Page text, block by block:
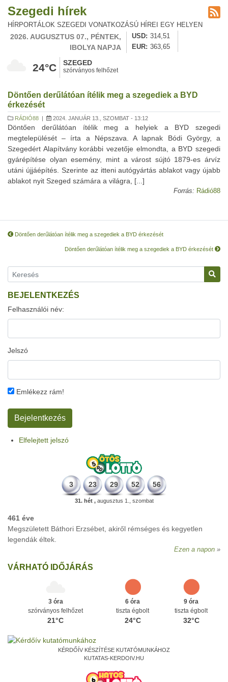
Szegedi hírek
HÍRPORTÁLOK SZEGEDI VONATKOZÁSÚ HÍREI EGY HELYEN
2026. AUGUSZTUS 07., PÉNTEK,
IBOLYA NAPJA
USD
314,51
EUR
363,65
24°C SZEGED
szórványos felhőzet
Döntően derűlátóan ítélik meg a szegediek a BYD
érkezését
RÁDIÓ88 | 2024. JANUÁR 13., SZOMBAT - 13:12
Döntően derűlátóan ítélik meg a helyiek a BYD szegedi
megtelepülését – írta a Népszava. A lapnak Bódi György, a
Szegedért Alapítvány korábbi vezetője elmondta, a BYD szegedi
gyárépítése olyan esemény, mint a várost sújtó 1879-es árvíz
utáni újjáépítés. Szerinte az itteni autógyártás ablakot vagy újabb
ablakot nyit Szeged számára a világra, [...]
Forrás: Rádió88
Döntően derűlátóan ítélik meg a szegediek a BYD érkezését
Döntően derűlátóan ítélik meg a szegediek a BYD érkezését
BEJELENTKEZÉS
Felhasználói név:
Jelszó
Emlékezz rám!
Elfelejtett jelszó
3 23 29 52 56
31. hét ,augusztus 1., szombat
461 éve
Megszületett Báthori Erzsébet, akiről rémséges és kegyetlen
legendák éltek.
Ezen a napon
VÁRHATÓ IDŐJÁRÁS
3 óra
szórványos felhőzet
21°C
6 óra
tiszta égbolt
24°C
9 óra
tiszta égbolt
32°C
KÉRDŐÍV KÉSZÍTÉSE KUTATÓMUNKÁHOZ
KUTATAS-KERDOIV.HU